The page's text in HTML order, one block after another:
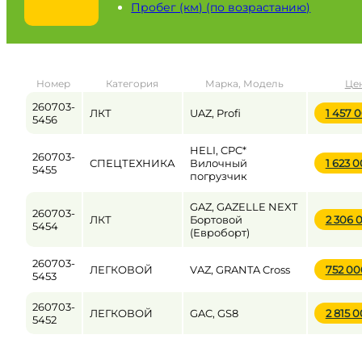
от до
Пробег / Наработка
Цена
от до
Пробег (км) (по возрастанию)
Номер Категория Марка, Модель
260703-
5456
ЛКТ UAZ, Profi 1 457
260703-
5455
СПЕЦТЕХНИКА
HELI, CPC*
Вилочный
погрузчик
1 623
260703-
5454
ЛКТ
GAZ, GAZELLE NEXT
Бортовой
(Евроборт)
2 306
260703-
5453
ЛЕГКОВОЙ VAZ, GRANTA Cross 752
260703-
5452
ЛЕГКОВОЙ GAC, GS8 2 815